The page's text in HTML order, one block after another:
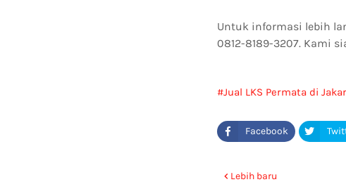
Untuk informasi lebih
0812-8189-3207. Kami
Jual LKS Permata di
Lebih baru